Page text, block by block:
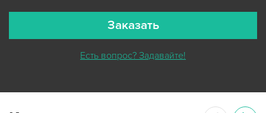
Заказать
Есть вопрос? Задавайте!